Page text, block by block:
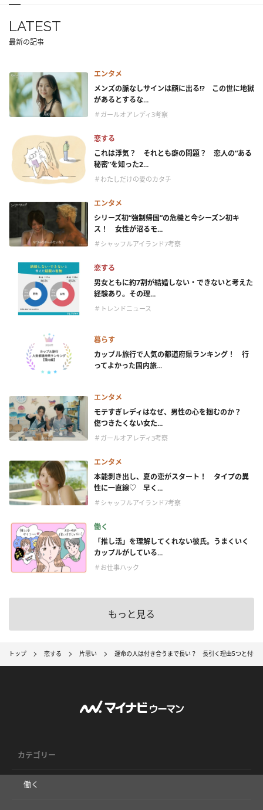
LATEST
最新の記事
エンタメ
メンズの脈なしサインは顔に出る!? この世に地獄
があるとするな...
＃ガールオアレディ3考察
恋する
これは浮気？ それとも癖の問題？ 恋人の“ある
秘密”を知った2...
＃わたしだけの愛のカタチ
エンタメ
シリーズ初“強制帰国”の危機と今シーズン初キ
ス！ 女性が沼るモ...
＃シャッフルアイランド7考察
恋する
男女ともに約7割が結婚しない・できないと考えた
経験あり。その理...
＃トレンドニュース
暮らす
カップル旅行で人気の都道府県ランキング！ 行
ってよかった国内旅...
エンタメ
モテすぎレディはなぜ、男性の心を掴むのか？
傷つきたくない女た...
＃ガールオアレディ3考察
エンタメ
本能剥き出し、夏の恋がスタート！ タイプの異
性に一直線♡ 早く...
＃シャッフルアイランド7考察
働く
「推し活」を理解してくれない彼氏。うまくいく
カップルがしている...
＃お仕事ハック
もっと見る
トップ 恋する 片思い 運命の人は付き合うまで長い？ 長引く理由5つと付き
カテゴリー
働く